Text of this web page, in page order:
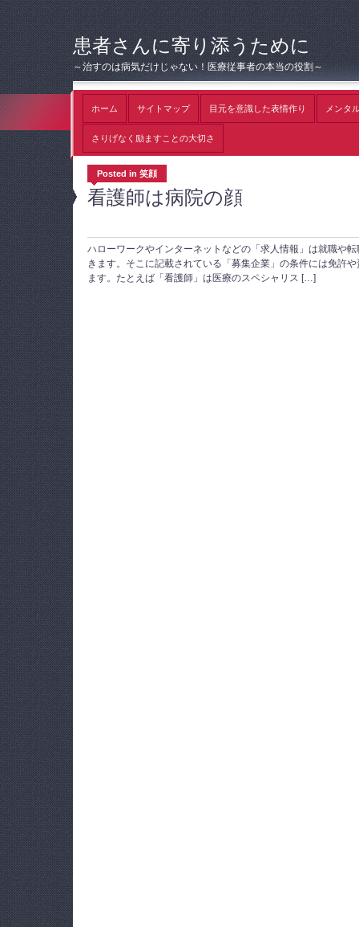
患者さんに寄り添うために
～治すのは病気だけじゃない！医療従事者の本当の役割～
ホーム サイトマップ 目元を意識した表情作り メンタ
さりげなく励ますことの大切さ
Posted in 笑顔
看護師は病院の顔
ハローワークやインターネットなどの「求人情報」は就職や
きます。そこに記載されている「募集企業」の条件には免許
ます。たとえば「看護師」は医療のスペシャリス […]